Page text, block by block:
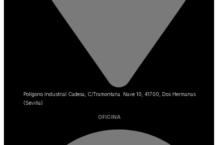
Polígono Industrial Cadesa, C/Tramontana. Nave 10, 41700, Dos Hermanas
(Sevilla)
OFICINA